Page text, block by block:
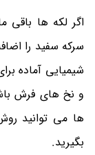
اگر لکه ها باقی
سرکه سفید را
شیمیایی آماده
و نخ های فرش
ها می توانید
بگیرید.